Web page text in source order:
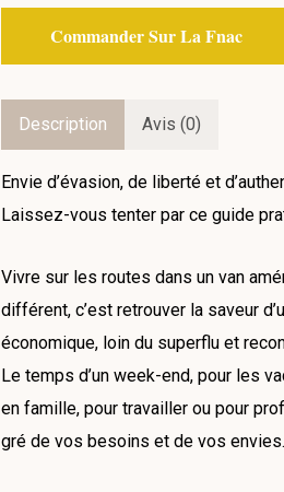
Commander Sur La Fnac
Description Avis (0)
Envie d’évasion, de liberté et
Laissez-vous tenter par ce guide
Vivre sur les routes dans un van
différent, c’est retrouver la saveur
économique, loin du superflu et
Le temps d’un week-end, pour les
en famille, pour travailler ou pour
gré de vos besoins et de vos envies.